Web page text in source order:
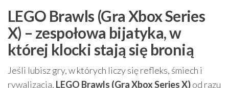
LEGO Brawls (Gra Xbox Series
X) – zespołowa bijatyka, w
której klocki stają się bronią
Jeśli lubisz gry, w których liczy się refleks, śmiech i
rywalizacja, LEGO Brawls (Gra Xbox Series X)od razu